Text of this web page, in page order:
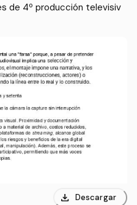
de 4º producción televisiv
download Descargar